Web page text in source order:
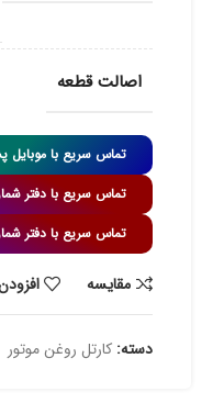
اصالت قطعه
تماس سریع با موبایل
تماس سریع با دفتر
تماس سریع با دفتر
مقايسه
دسته: کارتل روغن موتور